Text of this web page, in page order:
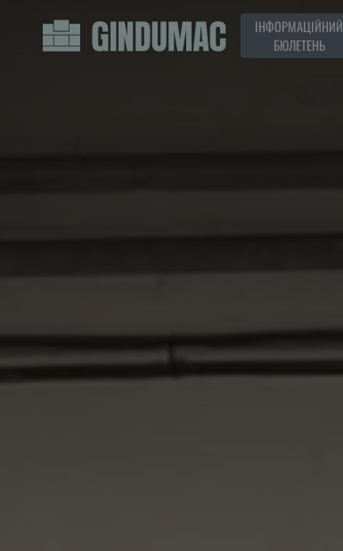
ІНФОРМАЦІЙНИЙ
БЮЛЕТЕНЬ